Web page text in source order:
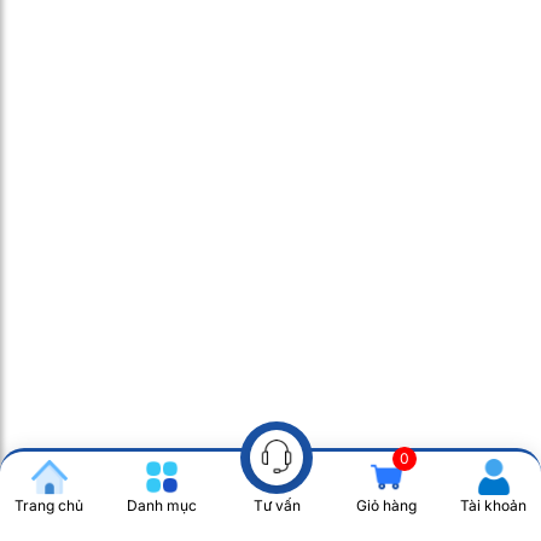
Trang chủ Danh mục Tư vấn Giỏ hàng
0
Tài khoản